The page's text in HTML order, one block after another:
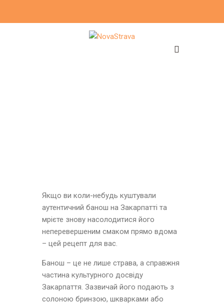
Якщо ви коли-небудь куштували
аутентичний банош на Закарпатті та
мрієте знову насолодитися його
неперевершеним смаком прямо вдома
– цей рецепт для вас.
Банош – це не лише страва, а справжня
частина культурного досвіду
Закарпаття. Зазвичай його подають з
солоною бринзою, шкварками або